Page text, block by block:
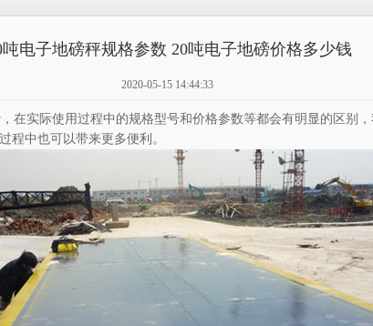
吨电子地磅秤规格参数 20吨电子地磅价格多少钱
2020-05-15 14:44:33
，在实际使用过程中的规格型号和价格参数等都会有明显的区别
程中也可以带来更多便利。